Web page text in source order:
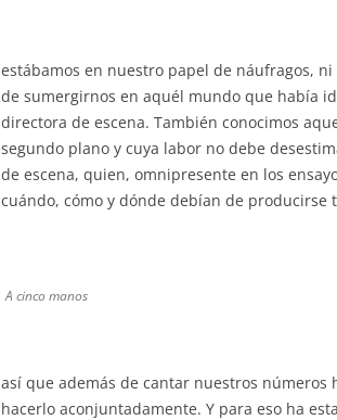
estábamos en nuestro papel de náufragos,
de sumergirnos en aquél mundo que había
directora de escena. También conocimos
segundo plano y cuya labor no debe
de escena, quien, omnipresente en los
cuándo, cómo y dónde debían de producirse
A cinco manos
así que además de cantar nuestros números
hacerlo aconjuntadamente. Y para eso ha